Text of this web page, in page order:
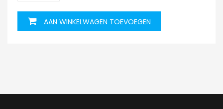
AAN WINKELWAGEN TOEVOEGEN